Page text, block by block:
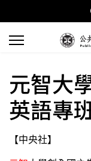
元智大
英語專
【中央社】